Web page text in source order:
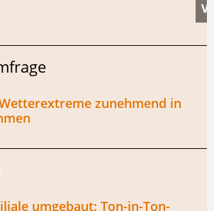
zunehmend in
umgebaut: Ton-in-Ton-